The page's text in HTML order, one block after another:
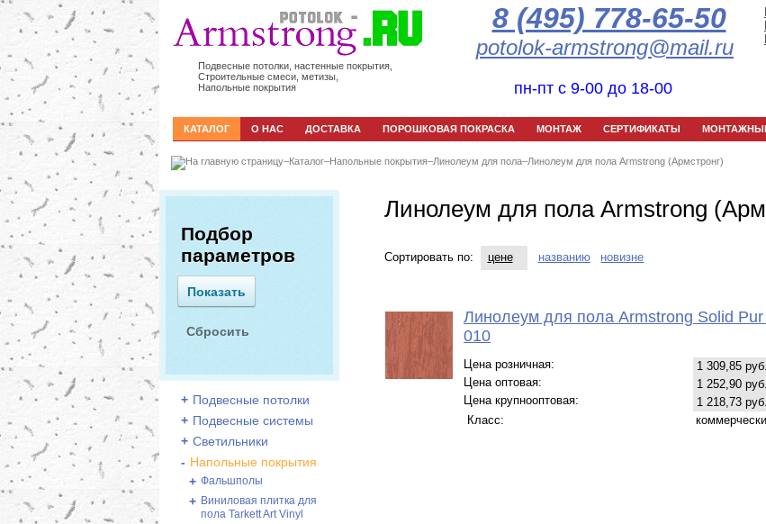
Подвесные потолки, настенные покрытия,
Строительные смеси, метизы,
Напольные покрытия
8 (495) 778-65-50
potolok-armstrong@mail.ru
пн-пт с 9-00 до 18-00
КАТАЛОГ О НАС ДОСТАВКА ПОРОШКОВАЯ ПОКРАСКА МОНТАЖ СЕРТИФИКАТЫ
–Каталог–Напольные покрытия–Линолеум для пола–Линолеум для пола Armstrong (Армстронг)
Подбор
параметров
+ Подвесные потолки
+ Подвесные системы
+ Светильники
- Напольные покрытия
+ Фальшполы
+ Виниловая плитка для
пола Tarkett Art Vinyl
Линолеум для пола Armstrong
Сортировать по: цене названию новизне
Линолеум для пола Armstrong Solid
010
Цена розничная:
1 309,85 руб.
Цена оптовая:
1 252,90 руб.
Цена крупнооптовая:
1 218,73 руб.
Класс: